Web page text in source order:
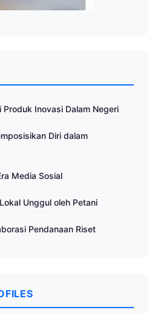
Produk Inovasi Dalam Negeri
Diri dalam
Media Sosial
Unggul oleh Petani
Pendanaan Riset